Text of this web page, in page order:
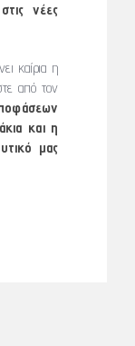
νέες
καίρια η
από τον
και η
μας